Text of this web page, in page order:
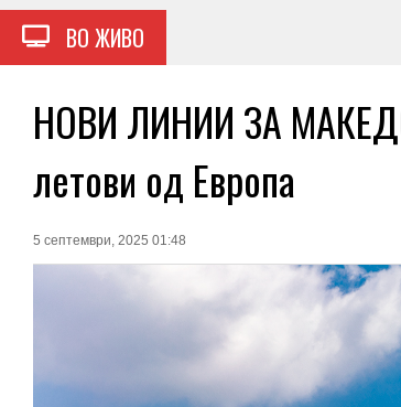
ВО ЖИВО
НОВИ ЛИНИИ ЗА
летови од Европа
5 септември, 2025 01:48